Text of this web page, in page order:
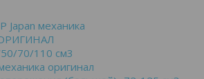
Japan механика
70/110 см3
оригинал